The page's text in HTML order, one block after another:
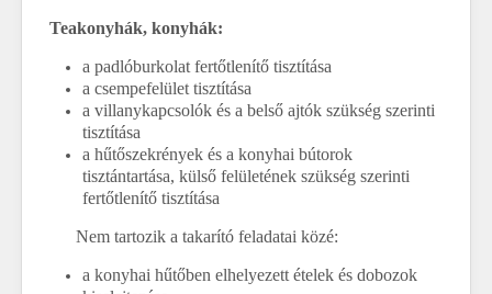
Teakonyhák, konyhák:
a padlóburkolat fertőtlenítő tisztítása
a csempefelület tisztítása
a villanykapcsolók és a belső ajtók szükség szerinti
tisztítása
a hűtőszekrények és a konyhai bútorok
tisztántartása, külső felületének szükség szerinti
fertőtlenítő tisztítása
Nem tartozik a takarító feladatai közé:
a konyhai hűtőben elhelyezett ételek és dobozok